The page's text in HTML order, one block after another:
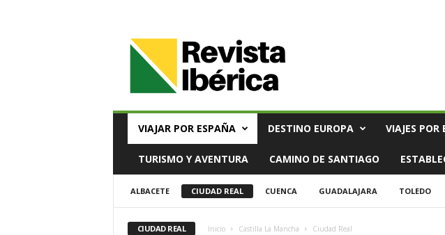
m
VIAJAR POR ESPAÑA DESTINO EUROPA VIAJES POR
TURISMO Y AVENTURA CAMINO DE SANTIAGO
ALBACETE CIUDAD REAL CUENCA GUADALAJARA TOLEDO
CIUDAD REAL Inicio Castilla La Mancha Ciudad Real